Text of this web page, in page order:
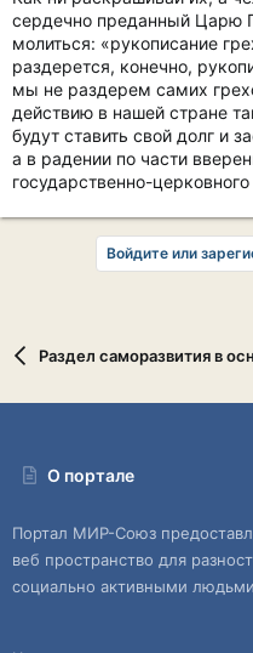
сердечно преданный Царю
молиться: «рукописание
раздерется, конечно,
мы не раздерем самих
действию в нашей стране
будут ставить свой долг и
а в радении по части
государственно-
Войдите или
Раздел саморазвития в
О портале
Портал МИР-Союз
веб пространство для
социально активными